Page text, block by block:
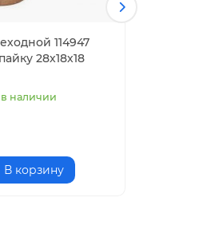
114947
28х18х18
в наличии
В корзину